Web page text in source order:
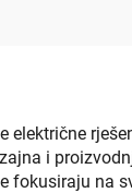
električne
i
fokusiraju na